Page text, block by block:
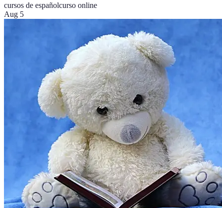
cursos de españolcurso online
Aug 5